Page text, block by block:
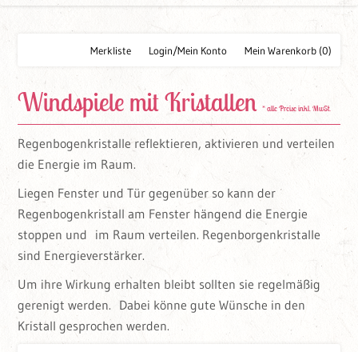
Mein Warenkorb (0)
Login/Mein Konto
Merkliste
Windspiele mit Kristallen * alle Preise inkl. MwSt.
Regenbogenkristalle reflektieren, aktivieren und verteilen
die Energie im Raum.
Liegen Fenster und Tür gegenüber so kann der
Regenbogenkristall am Fenster hängend die Energie
stoppen und im Raum verteilen. Regenborgenkristalle
sind Energieverstärker.
Um ihre Wirkung erhalten bleibt sollten sie regelmäßig
gerenigt werden. Dabei könne gute Wünsche in den
Kristall gesprochen werden.